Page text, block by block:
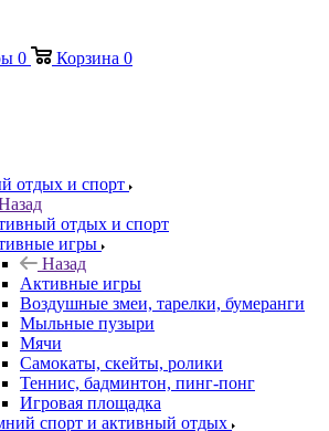
0 Корзина 0
отдых и спорт
отдых и спорт
игры
Назад
Активные игры
Воздушные змеи, тарелки, бумеранги
Мыльные пузыри
Мячи
Самокаты, скейты, ролики
Теннис, бадминтон, пинг-понг
Игровая площадка
спорт и активный отдых